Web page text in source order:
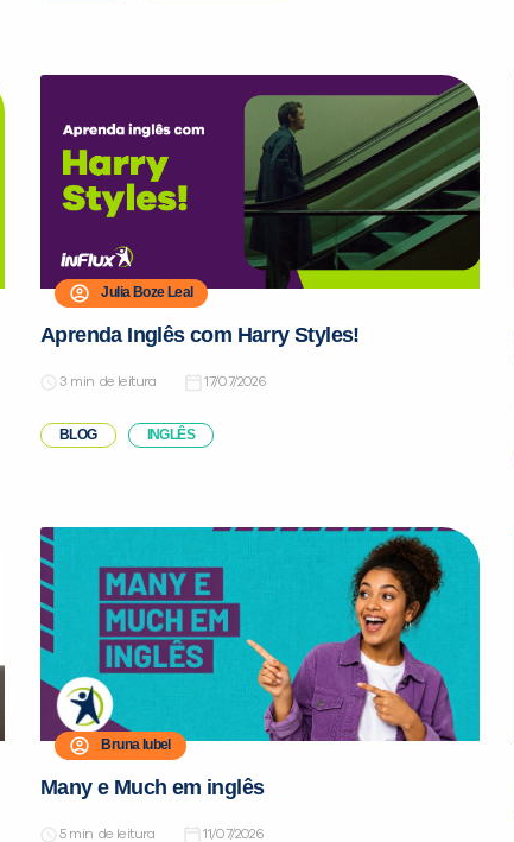
Julia Boze Leal
Aprenda Inglês com Harry Styles!
de leitura 17/07/2026
BLOG INGLÊS
Bruna Iubel
Many e Much em inglês
de leitura 11/07/2026